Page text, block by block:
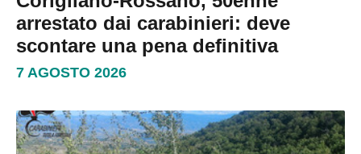
arrestato dai carabinieri: deve
scontare una pena definitiva
7 AGOSTO 2026